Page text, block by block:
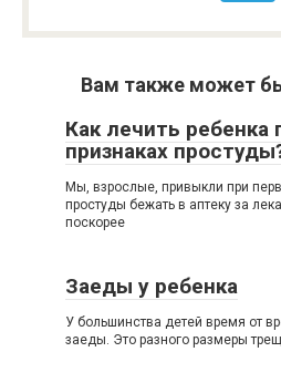
Вам также может
Как лечить ребенка
признаках
Мы, взрослые, привыкли при
простуды бежать в аптеку за
поскорее
Заеды у ребенка
У большинства детей время от
заеды. Это разного размеры